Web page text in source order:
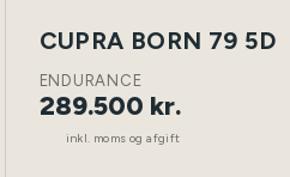
NY
ELEKTRISK TØNDER
CUPRA BORN 79 5D
ENDURANCE
289.500 kr.
inkl. moms og afgift